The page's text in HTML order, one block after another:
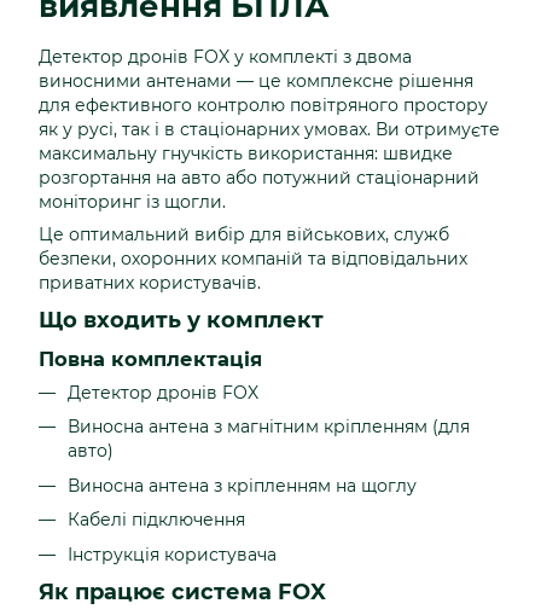
Детектор дронів FOX у комплекті з двома
виносними антенами — це комплексне рішення
для ефективного контролю повітряного простору
як у русі, так і в стаціонарних умовах. Ви отримуєте
максимальну гнучкість використання: швидке
розгортання на авто або потужний стаціонарний
моніторинг із щогли.
Це оптимальний вибір для військових, служб
безпеки, охоронних компаній та відповідальних
приватних користувачів.
Що входить у комплект
Повна комплектація
Детектор дронів FOX
Виносна антена з магнітним кріпленням (для
авто)
Виносна антена з кріпленням на щоглу
Кабелі підключення
Інструкція користувача
Як працює система FOX